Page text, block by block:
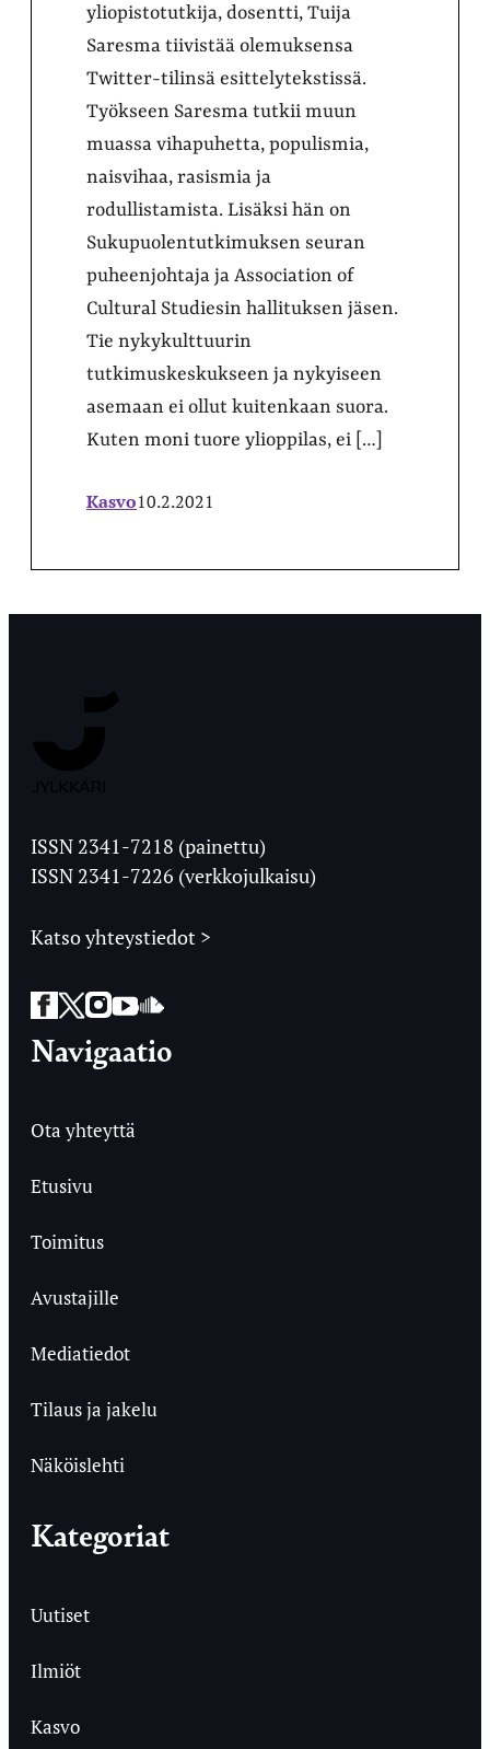
yliopistotutkija, dosentti, Tuija
Saresma tiivistää olemuksensa
Twitter-tilinsä esittelytekstissä.
Työkseen Saresma tutkii muun
muassa vihapuhetta, populismia,
naisvihaa, rasismia ja
rodullistamista. Lisäksi hän on
Sukupuolentutkimuksen seuran
puheenjohtaja ja Association of
Cultural Studiesin hallituksen jäsen.
Tie nykykulttuurin
tutkimuskeskukseen ja nykyiseen
asemaan ei ollut kuitenkaan suora.
Kuten moni tuore ylioppilas, ei […]
Kasvo10.2.2021
Ylioppilaslehti
ISSN 2341-7218 (painettu)
ISSN 2341-7226 (verkkojulkaisu)
Katso yhteystiedot >
Facebook
Twitter
Instagram
YouTube
SoundCloud
Navigaatio
Ota yhteyttä
Etusivu
Toimitus
Avustajille
Mediatiedot
Tilaus ja jakelu
Näköislehti
Kategoriat
Uutiset
Ilmiöt
Kasvo